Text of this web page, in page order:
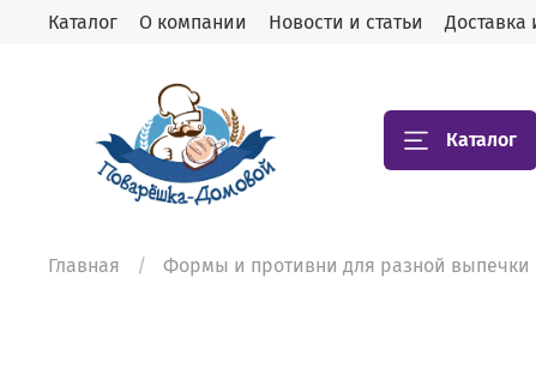
Каталог О компании Новости и статьи Доставка
Каталог
Главная Формы и противни для разной выпечки